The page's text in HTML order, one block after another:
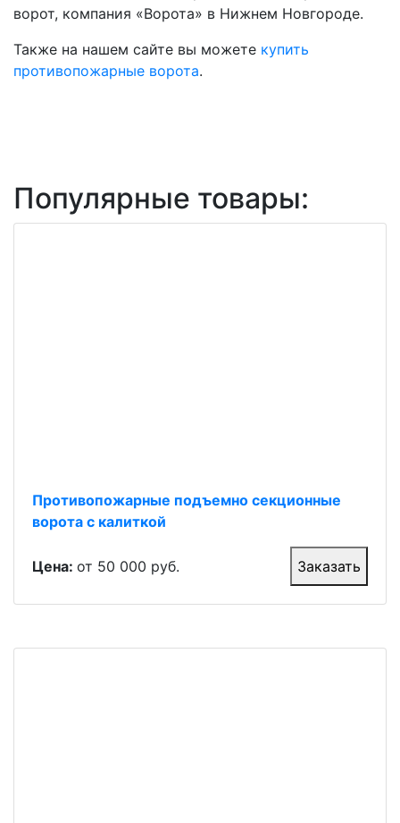
ворот, компания «Ворота» в Нижнем Новгороде.
Также на нашем сайте вы можете купить
противопожарные ворота.
Популярные товары:
Противопожарные подъемно секционные
ворота с калиткой
Цена: от 50 000 руб. Заказать